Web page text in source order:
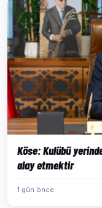
Köse: Kulübü
alay etmektir
1 gün önce